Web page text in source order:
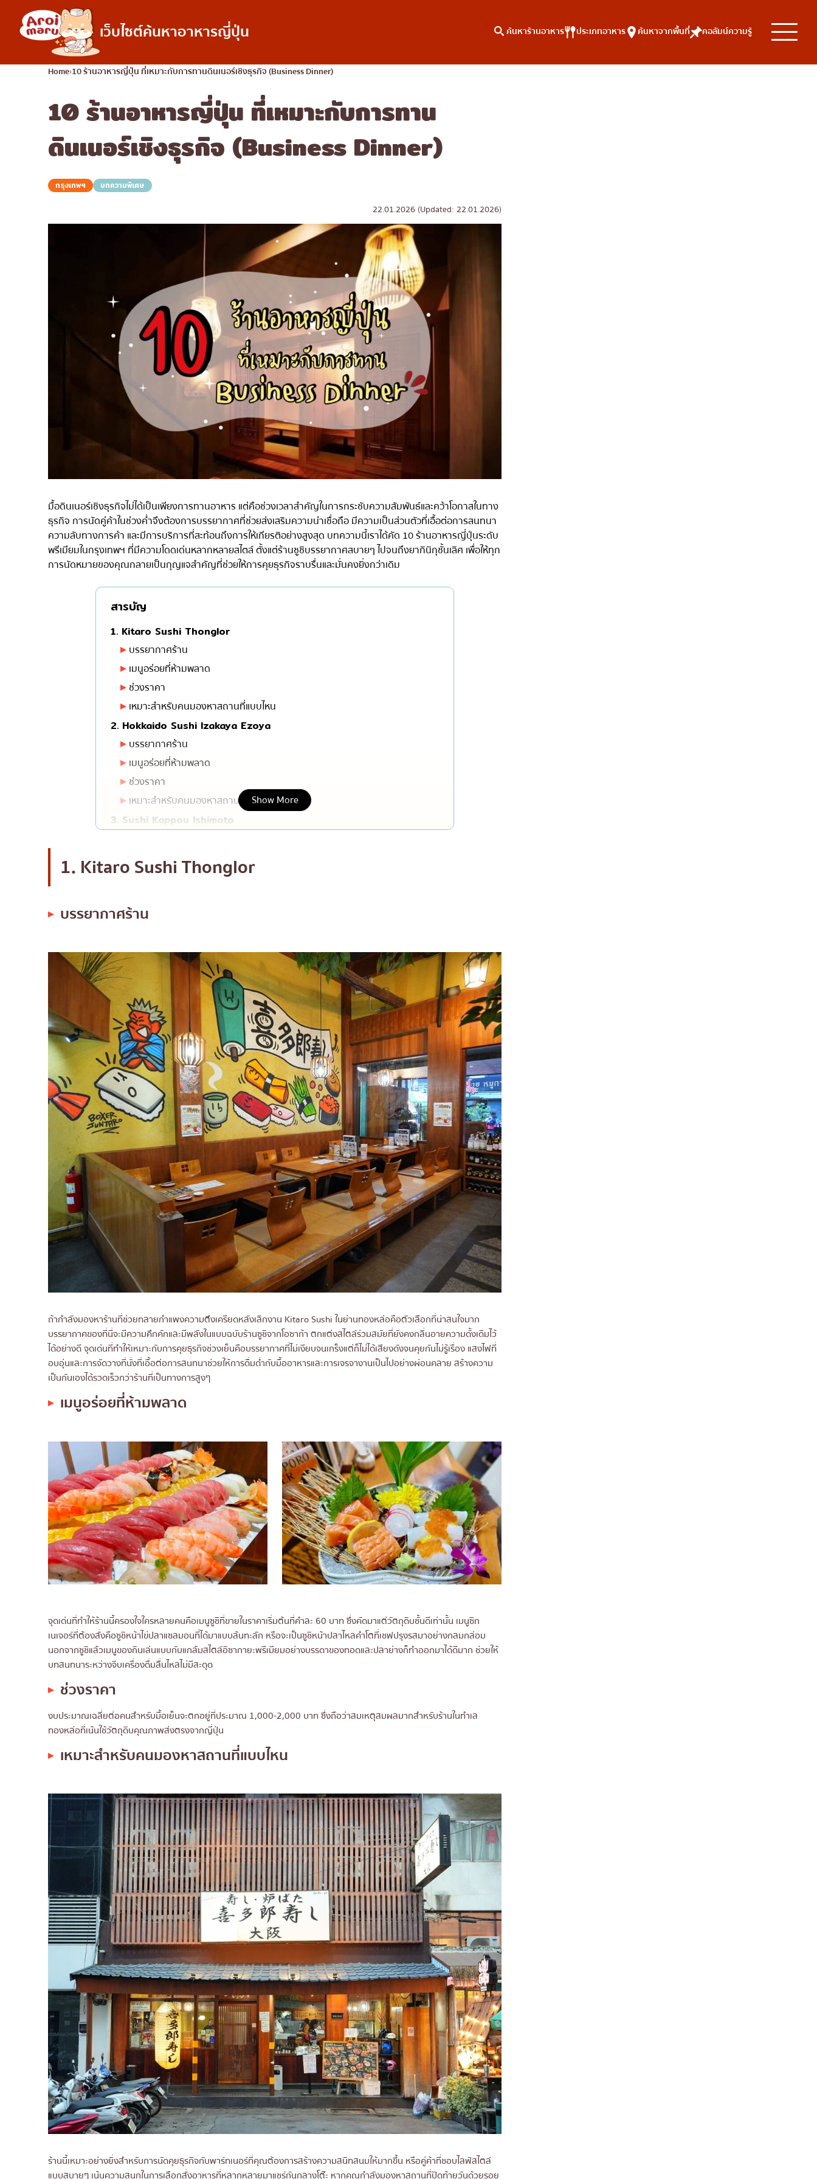
เว็บไซต์ค้นหาอาหารญี่ปุ่น ค้นหาร้านอาหาร ประเภทอาหาร ค้นหาจากพื้นที่ คอลัมน์ความรู้
อาหารญี่ปุ่น
ค้นหาตามประเภทอาหาร
ราเมง
ชาบูชาบู/สุกี้ยากี้
แกงกะหรี่ญี่ปุ่น
ไก่ย่างเสียบไม้สไตล์ญี่ปุ่น
โซบะ/อุด้ง
ขนมหวานญี่ปุ่น
เทมปุระ
โอมากาเสะ
ร้านอาหารญี่ปุ่นระดับพรีเมียม
ซาชิมิ/อาหารทะเล
อาหารตะวันตกสไตล์ญี่ปุ่น
ปลาไหลย่าง
ข้าวปั้นญี่ปุ่น
ปู
โอโคโนมิยากิ/เทปปันยากิ
ด้ง (ข้าวหน้าต่างๆ)
บุฟเฟต์
มิชลิน
สเต็ก
หม้อไฟญี่ปุ่น
ของย่างเสียบไม้/เครื่องในย่าง
ร้านอาหารญี่ปุ่นแบบดั้งเดิม
โอเด้ง/เมนูตุ๋นสไตล์ญี่ปุ่น
อาหารชุด/อาหารญี่ปุ่นสไตล์โฮมคุกกิ้ง
เบนโตะ/บริการส่งอาหารญี่ปุ่น
ค้นหาตามพื้นที่
ธนบุรี
พร้อมพงษ์
อารีย์
สีลม
สาทร
อ่อนนุช
พระราม 9
รัชดา
พระโขนง
เพลินจิต
ชิดลม
บางนา
นานา
อุดมสุข
ศรีราชา
ไอคอนสยาม
เซ็นทรัลเวิลด์
นนทบุรี
บทความที่KOLแนะนำ
Home 10 ร้านอาหารญี่ปุ่น ที่เหมาะกับการทานดินเนอร์เชิงธุรกิจ (Business Dinner)
10 ร้านอาหารญี่ปุ่น ที่เหมาะกับการทาน
ดินเนอร์เชิงธุรกิจ (Business Dinner)
กรุงเทพฯ บทความพิเศษ
22.01.2026 (Updated: 22.01.2026)
มื้อดินเนอร์เชิงธุรกิจไม่ได้เป็นเพียงการทานอาหาร แต่คือช่วงเวลาสำคัญในการกระชับความสัมพันธ์และคว้าโอกาสในทาง
ธุรกิจ การนัดคู่ค้าในช่วงค่ำจึงต้องการบรรยากาศที่ช่วยส่งเสริมความน่าเชื่อถือ มีความเป็นส่วนตัวที่เอื้อต่อการสนทนา
ความลับทางการค้า และมีการบริการที่สะท้อนถึงการให้เกียรติอย่างสูงสุด บทความนี้เราได้คัด 10 ร้านอาหารญี่ปุ่นระดับ
พรีเมียมในกรุงเทพฯ ที่มีความโดดเด่นหลากหลายสไตล์ ตั้งแต่ร้านซูชิบรรยากาศสบายๆ ไปจนถึงยากินิกุชั้นเลิศ เพื่อให้ทุก
การนัดหมายของคุณกลายเป็นกุญแจสำคัญที่ช่วยให้การคุยธุรกิจราบรื่นและมั่นคงยิ่งกว่าเดิม
สารบัญ
1. Kitaro Sushi Thonglor
บรรยากาศร้าน
เมนูอร่อยที่ห้ามพลาด
ช่วงราคา
เหมาะสำหรับคนมองหาสถานที่แบบไหน
2. Hokkaido Sushi Izakaya Ezoya
บรรยากาศร้าน
เมนูอร่อยที่ห้ามพลาด
ช่วงราคา
เหมาะสำหรับคนมองหาสถานที่แบบไหน
3. Sushi Kappou Ishimoto
เมนูอร่อยที่ห้ามพลาด
ช่วงราคา
4. Sasaya Sukhumvit
เมนูอร่อยที่ห้ามพลาด
เหมาะสำหรับคนมองหาสถานที่แบบไหน
5. Sakura Saku
บรรยากาศร้าน
เมนูอร่อยที่ห้ามพลาด
ช่วงราคา
เหมาะสำหรับคนมองหาสถานที่แบบไหน
6. Yakiniku Kirabi 23
บรรยากาศร้าน
เมนูอร่อยที่ห้ามพลาด
เหมาะสำหรับคนมองหาสถานที่แบบไหน
7. Sushi Misaki-Nobu
บรรยากาศร้าน
เมนูอร่อยที่ห้ามพลาด:
เหมาะสำหรับคนมองหาสถานที่แบบไหน
8. Yakiniku Suzuki Beef BKK
เมนูอร่อยที่ห้ามพลาด
ช่วงราคา
เหมาะสำหรับคนมองหาสถานที่แบบไหน
9. Japanese Kitchen Ant’z
บรรยากาศร้าน
ช่วงราคา
เหมาะสำหรับคนมองหาสถานที่แบบไหน
10. Kappo Hisa
บรรยากาศร้าน
เมนูอร่อยที่ห้ามพลาด
ช่วงราคา
เหมาะสำหรับคนมองหาสถานที่แบบไหน
Show More
1. Kitaro Sushi Thonglor
บรรยากาศร้าน
ถ้ากำลังมองหาร้านที่ช่วยทลายกำแพงความตึงเครียดหลังเลิกงาน Kitaro Sushi ในย่านทองหล่อคือตัวเลือกที่น่าสนใจมาก
บรรยากาศของที่นี่จะมีความคึกคักและมีพลังในแบบฉบับร้านซูชิจากโอซาก้า ตกแต่งสไตล์ร่วมสมัยที่ยังคงกลิ่นอายความดั้งเดิมไว้
ได้อย่างดี จุดเด่นที่ทำให้เหมาะกับการคุยธุรกิจช่วงเย็นคือบรรยากาศที่ไม่เงียบจนเกร็งแต่ก็ไม่ได้เสียงดังจนคุยกันไม่รู้เรื่อง แสงไฟที่
อบอุ่นและการจัดวางที่นั่งที่เอื้อต่อการสนทนาช่วยให้การดื่มด่ำกับมื้ออาหารและการเจรจางานเป็นไปอย่างผ่อนคลาย สร้างความ
เป็นกันเองได้รวดเร็วกว่าร้านที่เป็นทางการสูงๆ
เมนูอร่อยที่ห้ามพลาด
จุดเด่นที่ทำให้ร้านนี้ครองใจใครหลายคนคือเมนูซูชิที่ขายในราคาเริ่มต้นที่คำละ 60 บาท ซึ่งคัดมาแต่วัตถุดิบชั้นดีเท่านั้น เมนูซิก
เนเจอร์ที่ต้องสั่งคือซูชิหน้าไข่ปลาแซลมอนที่ได้มาแบบล้นทะลัก หรือจะเป็นซูชิหน้าปลาไหลคำโตที่เชฟปรุงรสมาอย่างกลมกล่อม
นอกจากซูชิแล้วเมนูของกินเล่นแบบกับแกล้มสไตล์อิซากายะพรีเมียมอย่างบรรดาของทอดและปลาย่างก็ทำออกมาได้ดีมาก ช่วยให้
บทสนทนาระหว่างจิบเครื่องดื่มลื่นไหลไม่มีสะดุด
ช่วงราคา
งบประมาณเฉลี่ยต่อคนสำหรับมื้อเย็นจะตกอยู่ที่ประมาณ 1,000-2,000 บาท ซึ่งถือว่าสมเหตุสมผลมากสำหรับร้านในทำเล
ทองหล่อที่เน้นใช้วัตถุดิบคุณภาพส่งตรงจากญี่ปุ่น
เหมาะสำหรับคนมองหาสถานที่แบบไหน
ร้านนี้เหมาะอย่างยิ่งสำหรับการนัดคุยธุรกิจกับพาร์ทเนอร์ที่คุณต้องการสร้างความสนิทสนมให้มากขึ้น หรือคู่ค้าที่ชอบไลฟ์สไตล์
แบบสบายๆ เน้นความสนุกในการเลือกสั่งอาหารที่หลากหลายมาแชร์กันกลางโต๊ะ หากคุณกำลังมองหาสถานที่ปิดท้ายวันด้วยรอย